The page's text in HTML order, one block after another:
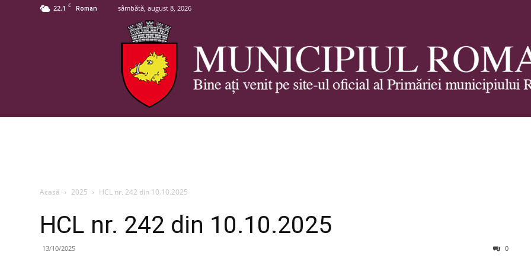
22.1 C Roman sâmbătă, august 8, 2026
Acasă 2025 HCL nr. 242 din 10.10.2025
HCL nr. 242 din 10.10.2025
13/10/2025 0